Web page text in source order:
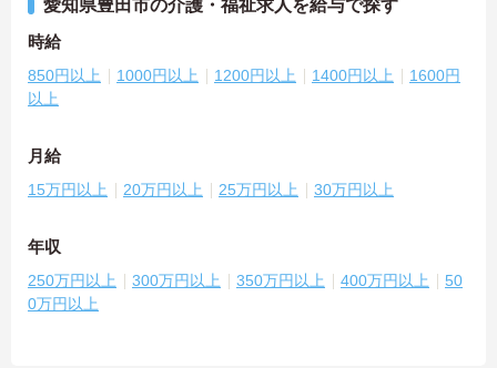
愛知県豊田市の介護・福祉求人を給与で探す
時給
850円以上 1000円以上 1200円以上 1400円以上
1600円
以上
月給
15万円以上 20万円以上 25万円以上 30万円以上
年収
250万円以上 300万円以上 350万円以上 400万円以上
50
0万円以上